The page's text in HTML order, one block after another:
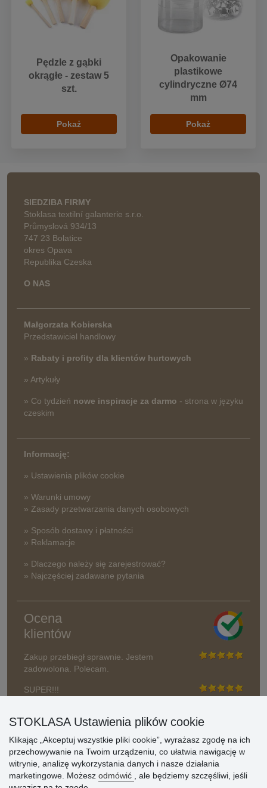
Pędzle z gąbki
okrągłe - zestaw 5
szt.
Pokaż
Opakowanie
plastikowe
cylindryczne Ø74
mm
Pokaż
SIEDZIBA FIRMY
Stoklasa textilní galanterie s.r.o.
Průmyslová 934/13
747 23 Bolatice
okres Opava
Republika Czeska
O NAS
Małgorzata Kobierska
Przedstawiciel handlowy
» Rabaty i profity dla klientów hurtowych
» Artykuły
» Co tydzień nowe inspiracje za darmo - strona w języku
czeskim
Informację:
» Ustawienia plików cookie
» Warunki umowy
» Zasady przetwarzania danych osobowych
» Sposób dostawy i płatności
» Reklamacje
» Dlaczego należy się zarejestrować?
» Najczęściej zadawane pytania
Ocena
klientów
Zakup przebiegł sprawnie. Jestem
zadowolona. Polecam.
SUPER!!!
Aktualnie 1804 recenzji
STOKLASA Ustawienia plików cookie
Klikając „Akceptuj wszystkie pliki cookie”, wyrażasz zgodę na ich
przechowywanie na Twoim urządzeniu, co ułatwia nawigację w
witrynie, analizę wykorzystania danych i nasze działania
marketingowe. Możesz odmówić
, ale będziemy szczęśliwi, jeśli